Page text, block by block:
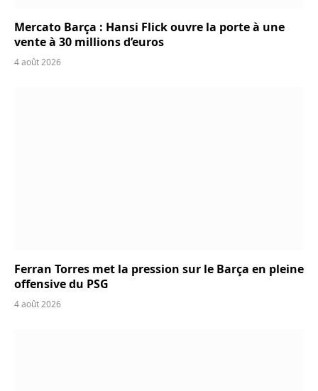
Mercato Barça : Hansi Flick ouvre la porte à une
vente à 30 millions d’euros
4 août 2026
Ferran Torres met la pression sur le Barça en pleine
offensive du PSG
4 août 2026